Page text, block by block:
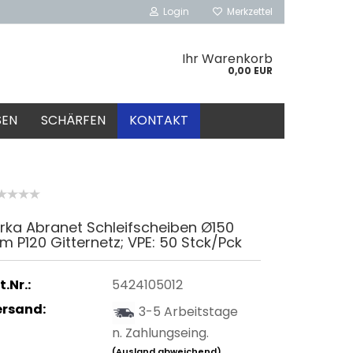
Login Merkzettel
Ihr Warenkorb
0,00 EUR
SCHÄRFEN KONTAKT
Abranet Schleifscheiben Ø150
P120 Gitternetz; VPE: 50 Stck/Pck
5424105012
3-5 Arbeitstage
n. Zahlungseing.